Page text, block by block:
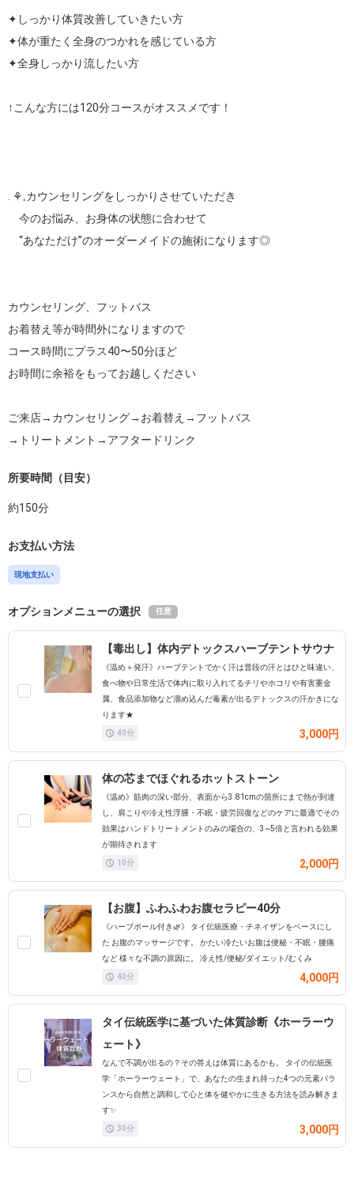
✦しっかり体質改善していきたい方
✦体が重たく全身のつかれを感じている方
✦全身しっかり流したい方
↑こんな方には120分コースがオススメです！
. ⚘𓈒カウンセリングをしっかりさせていただき
今のお悩み、お身体の状態に合わせて
“あなただけ”のオーダーメイドの施術になります◎
カウンセリング、フットバス
お着替え等が時間外になりますので
コース時間にプラス40〜50分ほど
お時間に余裕をもってお越しください
ご来店→カウンセリング→お着替え→フットバス
→トリートメント→アフタードリンク
所要時間（目安）
約150分
お支払い方法
現地支払い
オプションメニューの選択 任意
【毒出し】体内デトックスハーブテントサウナ
《温め＋発汗》ハーブテントでかく汗は普段の汗とはひと味違い、
食べ物や日常生活で体内に取り入れてるチリやホコリや有害重金
属、食品添加物など溜め込んだ毒素が出るデトックスの汗かきにな
ります★
40分 3,000円
体の芯までほぐれるホットストーン
《温め》筋肉の深い部分、表面から3.81cmの箇所にまで熱が到達
し、肩こりや冷え性浮腫・不眠・疲労回復などのケアに最適でその
効果はハンドトリートメントのみの場合の、3~5倍と言われる効果
が期待されます
10分 2,000円
【お腹】ふわふわお腹セラピー40分
《ハーブボール付き🌿》 タイ伝統医療・チネイザンをベースにし
た お腹のマッサージです。 かたい冷たいお腹は便秘・不眠・腰痛
など 様々な不調の原因に。 冷え性/便秘/ダイエット/むくみ
40分 4,000円
タイ伝統医学に基づいた体質診断《ホーラーウ
ェート》
なんで不調が出るの？その答えは体質にあるかも。 タイの伝統医
学「ホーラーウェート」で、あなたの生まれ持った4つの元素バラ
ンスから自然と調和して心と体を健やかに生きる方法を読み解きま
す✨
30分 3,000円